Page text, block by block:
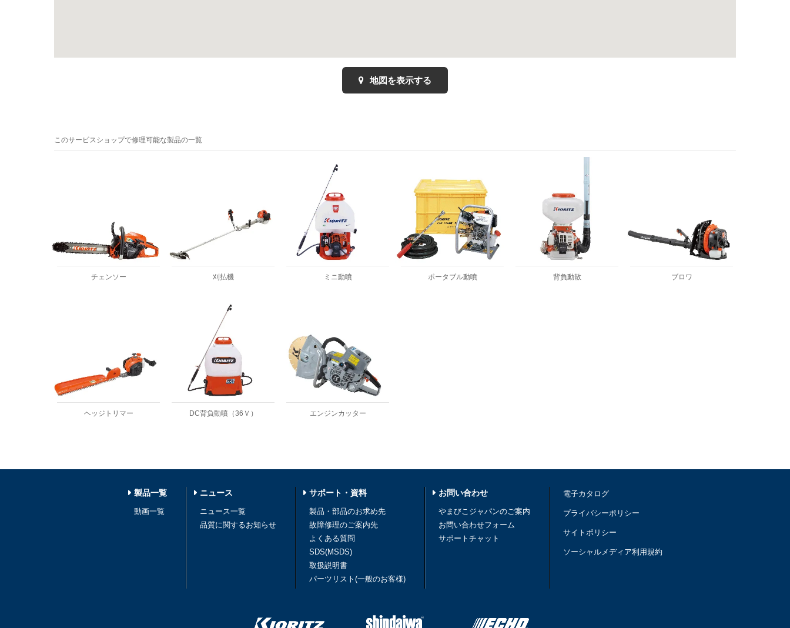
地図を表示する
このサービスショップで修理可能な製品の一覧
チェンソー 刈払機 ミニ動噴 ポータブル動噴 背負動散 ブロワ
ヘッジトリマー DC背負動噴（36Ｖ） エンジンカッター
製品一覧
動画一覧
ニュース
ニュース一覧
品質に関するお知らせ
サポート・資料
製品・部品のお求め先
故障修理のご案内先
よくある質問
SDS(MSDS)
取扱説明書
パーツリスト(一般のお客様)
お問い合わせ
やまびこジャパンのご案内
お問い合わせフォーム
サポートチャット
電子カタログ
プライバシーポリシー
サイトポリシー
ソーシャルメディア利用規約